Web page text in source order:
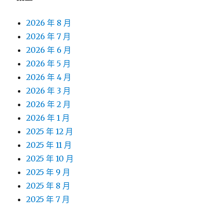
2026 年 8 月
2026 年 7 月
2026 年 6 月
2026 年 5 月
2026 年 4 月
2026 年 3 月
2026 年 2 月
2026 年 1 月
2025 年 12 月
2025 年 11 月
2025 年 10 月
2025 年 9 月
2025 年 8 月
2025 年 7 月